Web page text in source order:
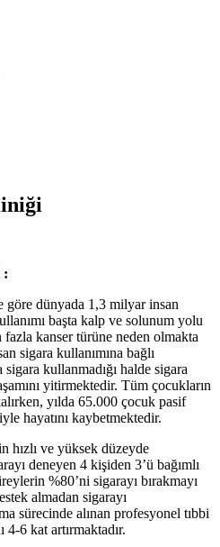
:
dünyada 1,3 milyar insan
başta kalp ve solunum yolu
fazla kanser türüne neden olmakta
sigara kullanımına bağlı
kullanmadığı halde sigara
yitirmektedir. Tüm çocukların
yılda 65.000 çocuk pasif
hayatını kaybetmektedir.
hızlı ve yüksek düzeyde
deneyen 4 kişiden 3’ü bağımlı
%80’ni sigarayı bırakmayı
almadan sigarayı
sürecinde alınan profesyonel tıbbi
4-6 kat artırmaktadır.